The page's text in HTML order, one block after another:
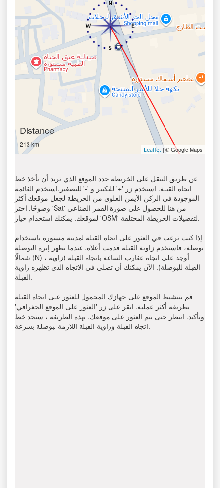
Distance
213 km
Leaflet | © Google Maps
عن طريق التنقل على الخريطة حدد الموقع الذي تريد أن تأخذ خط
اتجاه القبلة. استخدم زر '+' للتكبير و '-' للتصغير.استخدم القائمة
الموجودة في الركن الأيمن العلوي من الخريطة لجعل موقعك أكثر
وضوحًا. اختر 'Sat' من هنا للحصول على صورة القمر الصناعي
لموقعك. يمكنك استخدام خيار 'OSM' لتفضيلات الخريطة المختلفة.
إذا كنت ترغب في العثور على اتجاه القبلة لمدينة مستورة باستخدام
بوصلة، فاستخدم زاوية القبلة قدمت أعلاه. عندما تظهر إبرة البوصلة
شمالًا (N) ، أوجد على اتجاه عقارب الساعة باتجاه القبلة (زاوية
القبلة للبوصلة). الآن يمكنك أن تصلي في الاتجاه الذي تظهره زاوية
القبلة.
قم بتنشيط الموقع على جهازك المحمول للعثور على اتجاه القبلة
بطريقة أكثر عملية. انقر على زر 'العثور على الموقع الجغرافي'
وتأكيد. انتظر حتى يتم العثور على موقعك. بهذه الطريقة ، ستجد خط
اتجاه القبلة وزاوية القبلة اللازمة لبوصلة بسرعة.